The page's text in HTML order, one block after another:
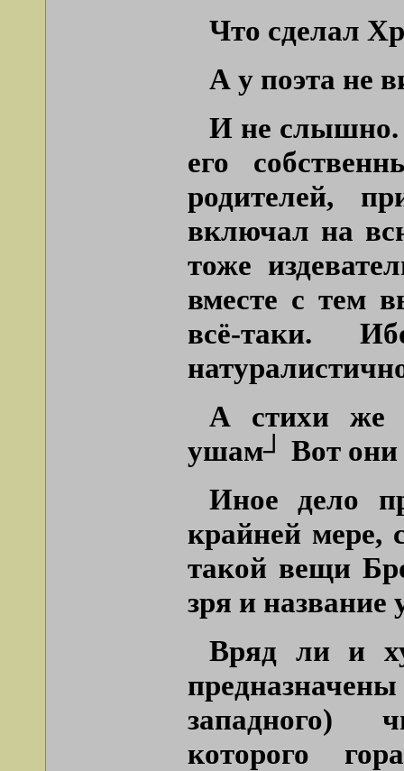
Что сделал
А у поэта не
И не слышно.
его
родителей,
включал на
тоже
вместе с тем
всё-таки.
А стихи же
ушам┘ Вот они
Иное дело
крайней мере,
такой вещи
зря и название
Вряд ли и
западного)
которого